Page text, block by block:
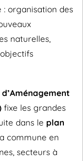
: organisation des
naturelles,
d’Aménagement
fixe les grandes
dans le plan
commune en
secteurs à